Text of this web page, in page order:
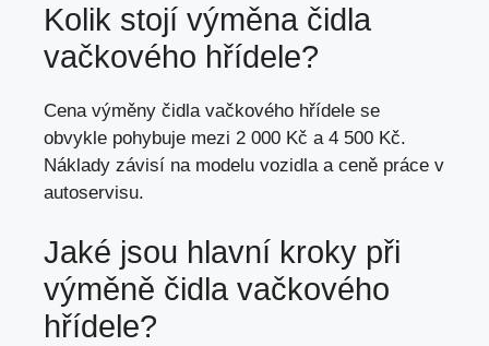
Kolik stojí výměna čidla
vačkového hřídele?
Cena výměny čidla vačkového hřídele se
obvykle pohybuje mezi 2 000 Kč a 4 500 Kč.
Náklady závisí na modelu vozidla a ceně práce v
autoservisu.
Jaké jsou hlavní kroky při
výměně čidla vačkového
hřídele?